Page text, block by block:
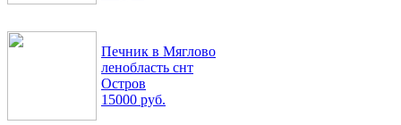
Печник в Мяглово
ленобласть снт
Остров
15000 руб.